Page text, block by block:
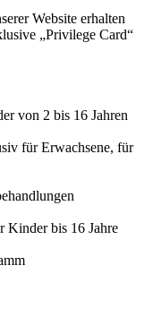
Website erhalten
„Privilege Card“
von 2 bis 16 Jahren
für Erwachsene, für
Kinder bis 16 Jahre